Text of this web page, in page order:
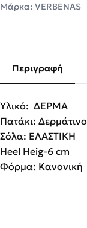
Μάρκα: VERBENAS
Περιγραφή
Υλικό: ΔΕΡΜΑ
Πατάκι: Δερμάτινο
Σόλα: ΕΛΑΣΤΙΚΗ
Heel Heig-6 cm
Φόρμα: Κανονική